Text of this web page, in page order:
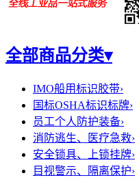
全部商品分类▾
IMO船用标识胶带›
国标OSHA标识标牌›
员工个人防护装备›
消防逃生、医疗急救›
安全锁具、上锁挂牌›
目视警示、隔离保护›